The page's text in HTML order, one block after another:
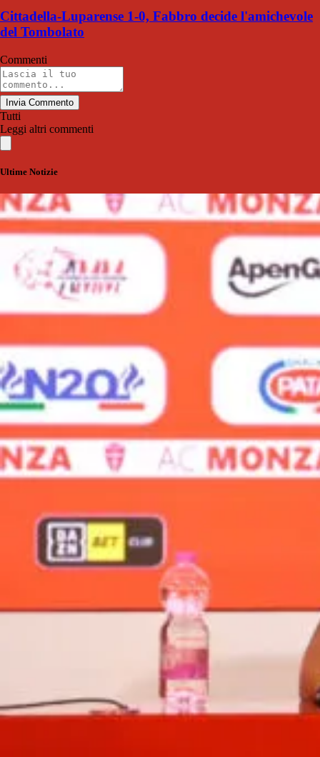
Cittadella-Luparense 1-0, Fabbro decide l'amichevole
del Tombolato
Commenti
Invia Commento
Tutti
Leggi altri commenti
Ultime Notizie